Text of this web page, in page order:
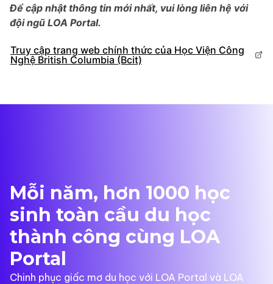
Để cập nhật thông tin mới nhất, vui lòng liên hệ với
đội ngũ LOA Portal.
Truy cập trang web chính thức của Học Viện Công
Nghệ British Columbia (Bcit)
Mỗi năm, hơn 1000 học
sinh toàn cầu du học
thành công cùng LOA
Portal
Chinh phục giấc mơ du học với LOA Portal và LOA